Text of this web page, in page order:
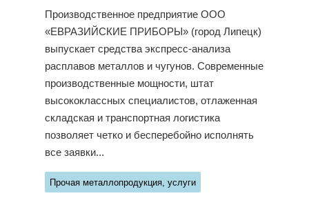
Производственное предприятие ООО
«ЕВРАЗИЙСКИЕ ПРИБОРЫ» (город Липецк)
выпускает средства экспресс-анализа
расплавов металлов и чугунов. Современные
производственные мощности, штат
высококлассных специалистов, отлаженная
складская и транспортная логистика
позволяет четко и бесперебойно исполнять
все заявки...
Прочая металлопродукция, услуги